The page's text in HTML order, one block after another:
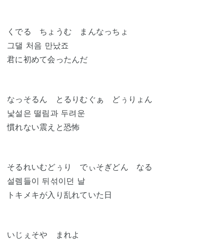
くでる ちょうむ まんなっちょ
그댈 처음 만났죠
君に初めて会ったんだ
なっそるん とるりむぐぁ どぅりょん
낯설은 떨림과 두려운
慣れない震えと恐怖
そるれいむどぅり でぃそぎどん なる
설렘들이 뒤섞이던 날
トキメキが入り乱れていた日
いじぇそや まれよ